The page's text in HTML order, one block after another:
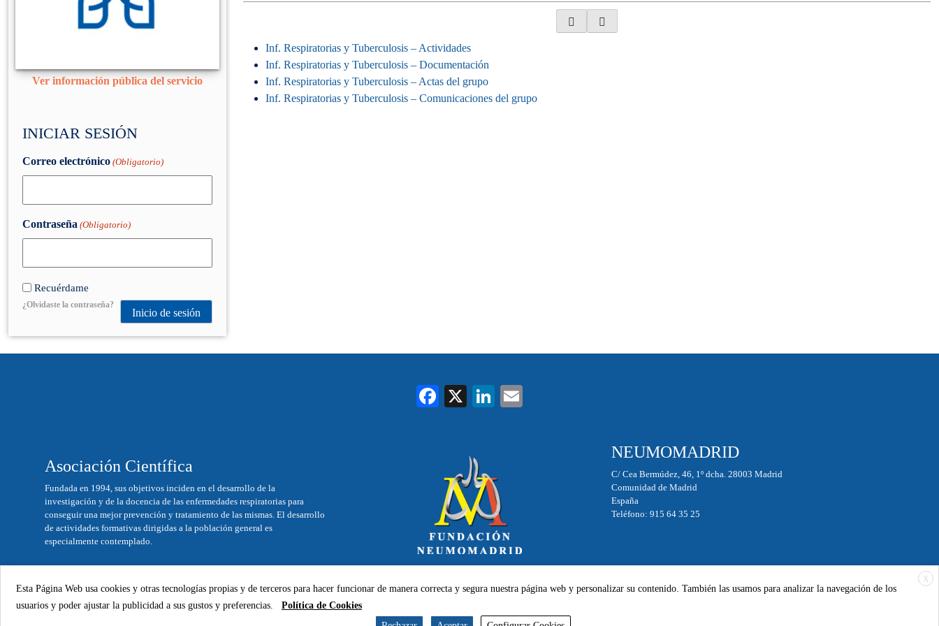
Ver información pública del servicio
INICIAR SESIÓN
Correo electrónico (Obligatorio)
Contraseña (Obligatorio)
Recuérdame
¿Olvidaste la contraseña?
Inf. Respiratorias y Tuberculosis – Actividades
Inf. Respiratorias y Tuberculosis – Documentación
Inf. Respiratorias y Tuberculosis – Actas del grupo
Inf. Respiratorias y Tuberculosis – Comunicaciones del grupo
Fa
X
Li
Asociación Científica
Fundada en 1994, sus objetivos inciden en el desarrollo de la
investigación y de la docencia de las enfermedades respiratorias para
conseguir una mejor prevención y tratamiento de las mismas. El desarrollo
de actividades formativas dirigidas a la población general es
especialmente contemplado.
NEUMOMADRID
C/ Cea Bermúdez, 46, 1º dcha. 28003 Madrid
Comunidad de Madrid
España
Teléfono: 915 64 35 25
Powered byESSENZIAL. @ 2025 CopyrightFUNDACIÓN
X
Esta Página Web usa cookies y otras tecnologías propias y de terceros para hacer funcionar de manera correcta y segura nuestra página web y personalizar su contenido. También las usamos para analizar la navegación de los
usuarios y poder ajustar la publicidad a sus gustos y preferencias.
Política de Cookies